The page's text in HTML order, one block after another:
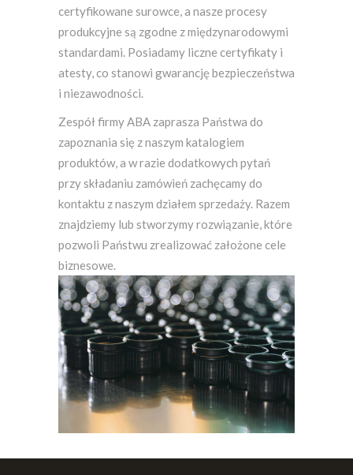
certyfikowane surowce, a nasze procesy
produkcyjne są zgodne z międzynarodowymi
standardami. Posiadamy liczne certyfikaty i
atesty, co stanowi gwarancję bezpieczeństwa
i niezawodności.
Zespół firmy ABA zaprasza Państwa do
zapoznania się z naszym katalogiem
produktów, a w razie dodatkowych pytań
przy składaniu zamówień zachęcamy do
kontaktu z naszym działem sprzedaży. Razem
znajdziemy lub stworzymy rozwiązanie, które
pozwoli Państwu zrealizować założone cele
biznesowe.